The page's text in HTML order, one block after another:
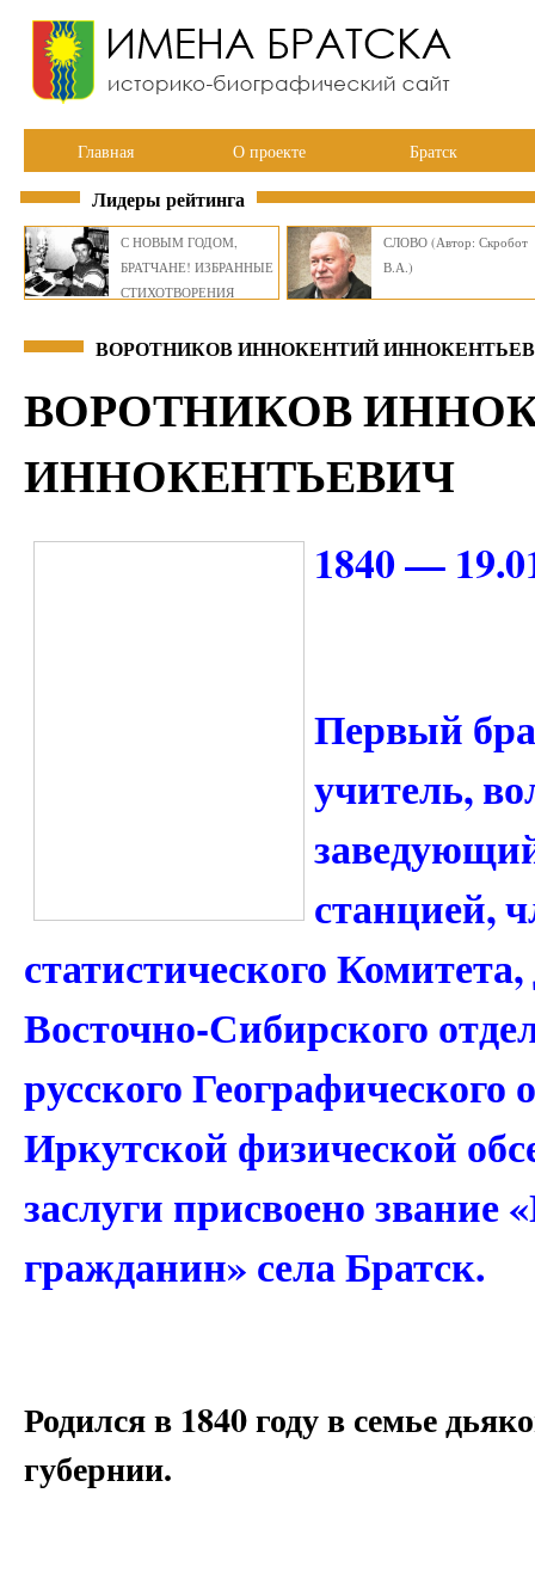
Главная О проекте Братск
Лидеры рейтинга
С НОВЫМ ГОДОМ,
БРАТЧАНЕ! ИЗБРАННЫЕ
СТИХОТВОРЕНИЯ
СЛОВО (Автор: Скробот
В.А.)
ВОРОТНИКОВ ИННОКЕНТИЙ
ВОРОТНИКОВ
ИННОКЕНТЬЕВИЧ
1840 —
Первый
учитель,
станцией,
статистического
Восточно-Сибирского
русского
Иркутской физической
заслуги присвоено
гражданин» села Братск.
Родился в 1840 году в семье
губернии.